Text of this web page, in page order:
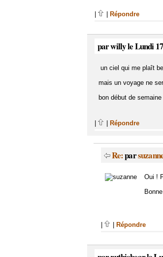
Répondre
par willy le Lundi
un ciel qui me plaît
mais un voyage ne
bon début de semaine
Répondre
Re:par
Oui !
Répondre